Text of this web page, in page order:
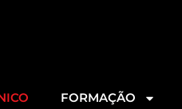
FORMAÇÃO